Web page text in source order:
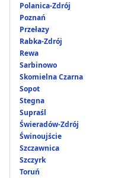
Polanica-Zdrój
Poznań
Przełazy
Rabka-Zdrój
Rewa
Sarbinowo
Skomielna Czarna
Sopot
Stegna
Supraśl
Świeradów-Zdrój
Świnoujście
Szczawnica
Szczyrk
Toruń